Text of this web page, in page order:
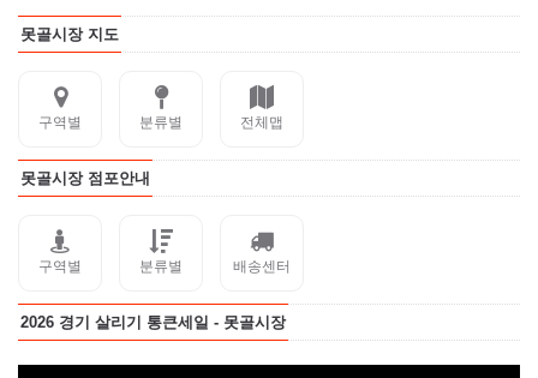
못골시장 지도
구역별 분류별 전체맵
못골시장 점포안내
구역별 분류별 배송센터
2026 경기 살리기 통큰세일 - 못골시장